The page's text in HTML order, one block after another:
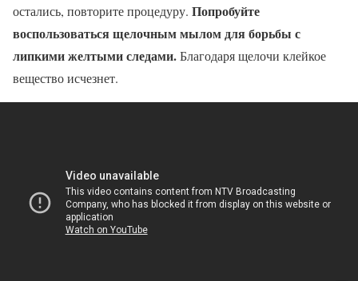
остались, повторите процедуру. Попробуйте
воспользоваться щелочным мылом для борьбы с
липкими желтыми следами.Благодаря щелочи клейкое
вещество исчезнет.